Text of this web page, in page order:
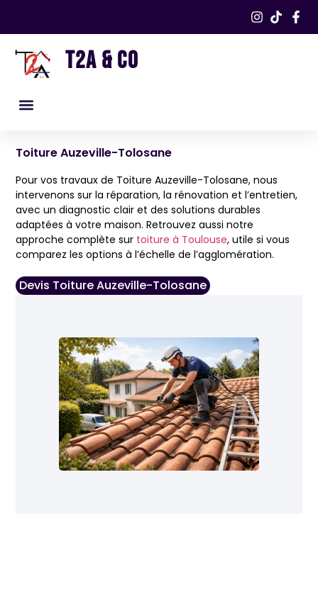
T2A & CO
Toiture Auzeville-Tolosane
Pour vos travaux de Toiture Auzeville-Tolosane, nous
intervenons sur la réparation, la rénovation et l’entretien,
avec un diagnostic clair et des solutions durables
adaptées à votre maison. Retrouvez aussi notre
approche complète sur toiture à Toulouse, utile si vous
comparez les options à l’échelle de l’agglomération.
Devis Toiture Auzeville-Tolosane